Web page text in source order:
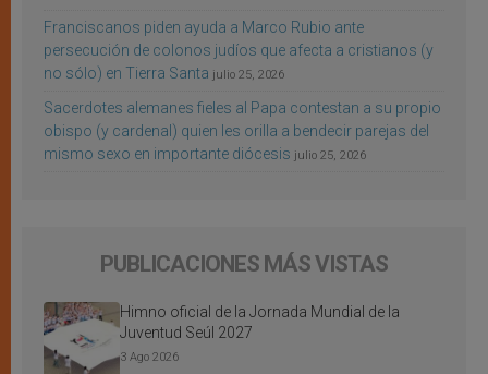
Franciscanos piden ayuda a Marco Rubio ante
persecución de colonos judíos que afecta a cristianos (y
no sólo) en Tierra Santa julio 25, 2026
Sacerdotes alemanes fieles al Papa contestan a su propio
obispo (y cardenal) quien les orilla a bendecir parejas del
mismo sexo en importante diócesis julio 25, 2026
PUBLICACIONES MÁS VISTAS
Himno oficial de la Jornada Mundial de la
Juventud Seúl 2027
3 Ago 2026